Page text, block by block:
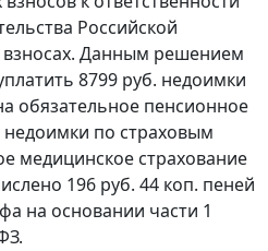
Российской
Данным решением
8799 руб. недоимки
обязательное пенсионное
недоимки по страховым
медицинское страхование
196 руб. 44 коп. пеней
на основании части 1